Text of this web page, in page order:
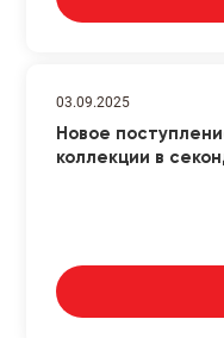
03.09.2025
Новое
коллекции в